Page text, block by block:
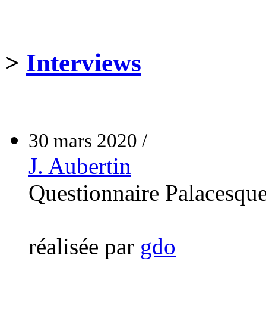
> Interviews
30 mars 2020 /
J. Aubertin
Questionnaire
réalisée par gdo